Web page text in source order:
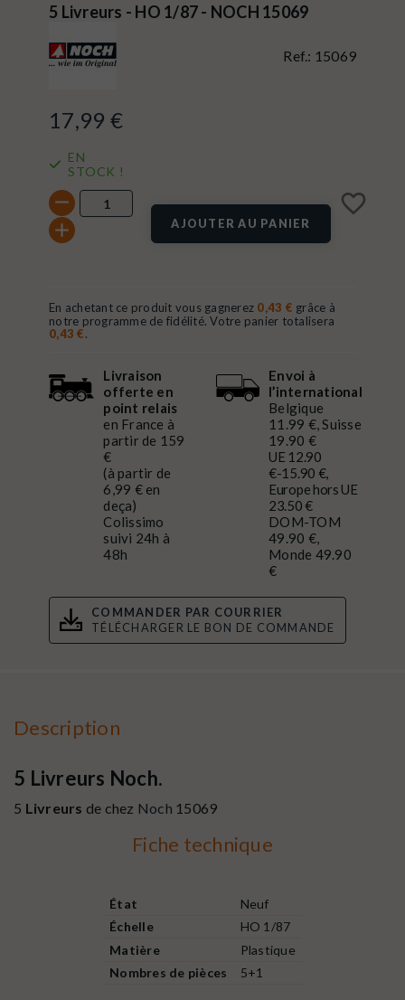
5 Livreurs - HO 1/87 - NOCH 15069
Ref.: 15069
17,99 €
EN
STOCK !
AJOUTER AU PANIER
favorite_border
En achetant ce produit vous gagnerez 0,43 € grâce à
notre programme de fidélité. Votre panier totalisera
0,43 €.
Livraison
offerte en
point relais
en France à
partir de 159
€
(à partir de
6,99 € en
deça)
Colissimo
suivi 24h à
48h
Envoi à
l’international
Belgique
11.99 €, Suisse
19.90 €
UE 12.90
€-15.90 €,
Europe hors UE
23.50 €
DOM-TOM
49.90 €,
Monde 49.90
€
COMMANDER PAR COURRIER
TÉLÉCHARGER LE BON DE COMMANDE
Description
5 Livreurs Noch.
5 Livreurs de chez Noch 15069
Fiche technique
État
Neuf
Échelle
HO 1/87
Matière
Plastique
Nombres de pièces
5+1